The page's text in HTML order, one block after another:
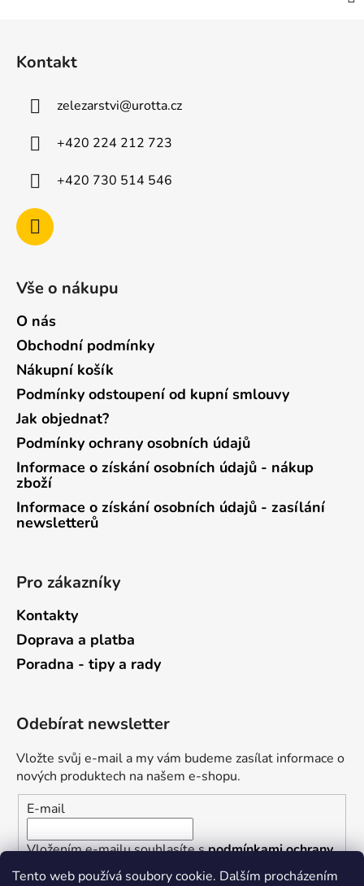
Tento web používá soubory cookie. Dalším procházením
Kontakt
zelezarstvi@urotta.cz
+420 224 212 723
+420 730 514 546
Vše o nákupu
O nás
Obchodní podmínky
Nákupní košík
Podmínky odstoupení od kupní smlouvy
Jak objednat?
Podmínky ochrany osobních údajů
Informace o získání osobních údajů - nákup
zboží
Informace o získání osobních údajů - zasílání
newsletterů
Pro zákazníky
Kontakty
Doprava a platba
Poradna - tipy a rady
Odebírat newsletter
Vložte svůj e-mail a my vám budeme zasílat informace o
nových produktech na našem e-shopu.
E-mail
Vložením e-mailu souhlasíte spodmínkami ochrany
osobních údajů